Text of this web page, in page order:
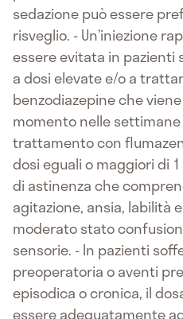
sedazione può essere
risveglio. - Un’iniezione
essere evitata in
a dosi elevate e/o a
benzodiazepine che
momento nelle
trattamento con
dosi eguali o maggiori di
di astinenza che
agitazione, ansia, labilità
moderato stato
sensorie. - In pazienti
preoperatoria o aventi
episodica o cronica, il
essere adeguatamente